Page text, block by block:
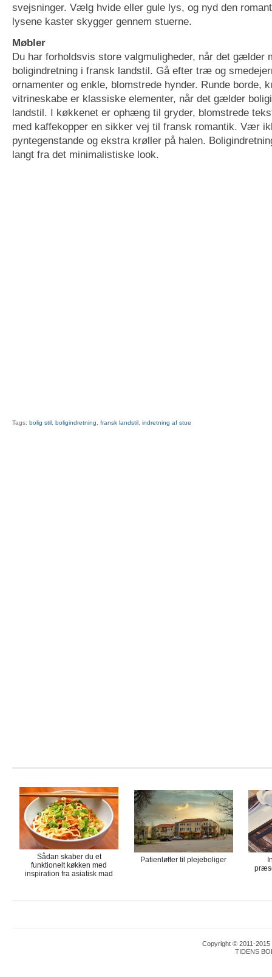
svejsninger. Vælg hvide eller gule lys, og nyd den
lysene kaster skygger gennem stuerne.
Møbler
Du har forholdsvis store valgmuligheder, når det gælder
boligindretning i fransk landstil. Gå efter træ og
ornamenter og enkle, blomstrede hynder. Runde borde,
vitrineskabe er klassiske elementer, når det gælder
landstil. I køkkenet er ophæng til gryder, blomstrede
med kaffekopper en sikker vej til fransk romantik. Vær
pyntegenstande og ekstra krøller på halen.
langt fra det minimalistiske look.
Tags: bolig stil, boligindretning fransk landstil, indretning af stue
Sådan skaber du et
funktionelt køkken med
inspiration fra asiatisk mad
Patienløfter til plejeboliger
Copyright © 2011-2015
TIDENS